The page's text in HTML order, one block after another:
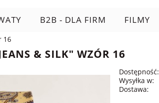
B2B - DLA FIRM FILMY
16
& SILK" WZÓR 16
Dostępność:
Wysyłka w:
Dostawa: